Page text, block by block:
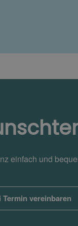
einfach und
Termin vereinbaren